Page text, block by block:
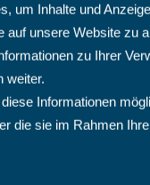
um Inhalte und
auf unsere Website zu
zu Ihrer
weiter.
Informationen
die sie im Rahmen